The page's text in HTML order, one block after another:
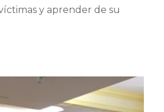
y aprender de su